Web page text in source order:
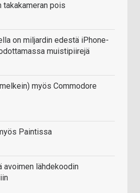
takakameran pois
on miljardin edestä iPhone-
muistipiirejä
myös Commodore
Paintissa
avoimen lähdekoodin